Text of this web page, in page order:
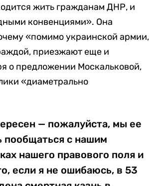
жить гражданам ДНР, и
конвенциями». Она
«помимо украинской армии,
приезжают еще и
о предложении Москальковой,
«диаметрально
— пожалуйста, мы ее
пообщаться с нашим
нашего правового поля и
если я не ошибаюсь, в 53